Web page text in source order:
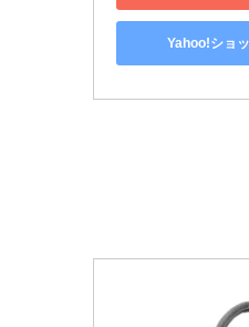
Yahoo!ショ